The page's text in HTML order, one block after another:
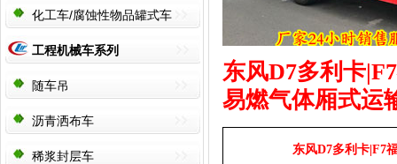
化工车/腐蚀性物品罐式车
工程机械车系列
随车吊
沥青洒布车
稀浆封层车
东风D7多利卡
易燃气体厢式运
东风D7多利卡 |F7